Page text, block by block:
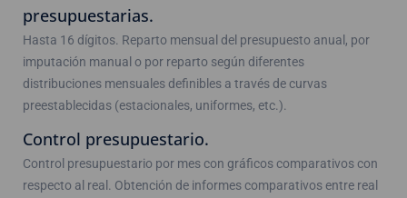
presupuestarias.
Hasta 16 dígitos. Reparto mensual del presupuesto anual, por
imputación manual o por reparto según diferentes
distribuciones mensuales definibles a través de curvas
preestablecidas (estacionales, uniformes, etc.).
Control presupuestario.
Control presupuestario por mes con gráficos comparativos con
respecto al real. Obtención de informes comparativos entre real